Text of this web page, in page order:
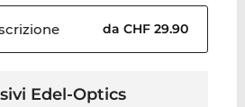
da CHF 29.90
Edel-Optics